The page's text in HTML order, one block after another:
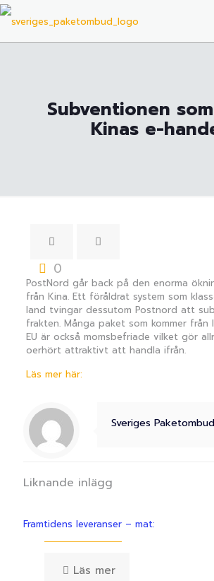
Subventionen
Kinas e-
0
PostNord går back på den enorma
från Kina. Ett föråldrat system som
land tvingar dessutom Postnord att
frakten. Många paket som kommer
EU är också momsbefriade vilket gör
oerhört attraktivt att handla ifrån.
Läs mer här:
Sveriges Paketombud
Liknande inlägg
Framtidens leveranser – mat:
Läs mer